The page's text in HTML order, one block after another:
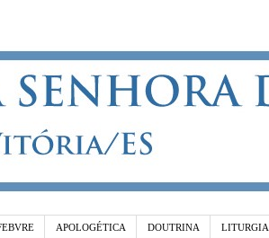
APOLOGÉTICA DOUTRINA LITURGIA